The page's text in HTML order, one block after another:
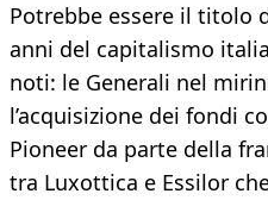
Potrebbe essere il titolo
anni del capitalismo
noti: le Generali nel
l’acquisizione dei fondi
Pioneer da parte della
tra Luxottica e Essilor